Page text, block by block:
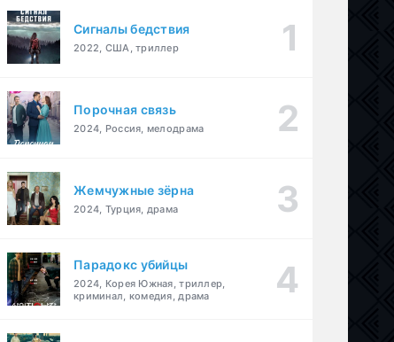
Сигналы бедствия
2022, США, триллер
Порочная связь
2024, Россия, мелодрама
Жемчужные зёрна
2024, Турция, драма
Парадокс убийцы
2024, Корея Южная, триллер,
криминал, комедия, драма